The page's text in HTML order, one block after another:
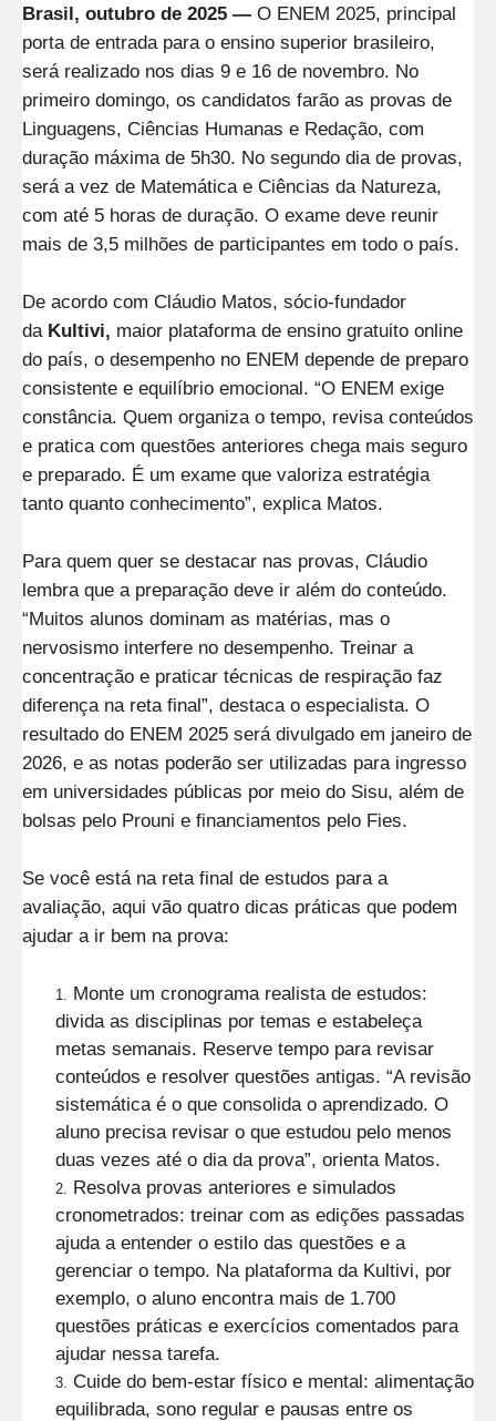
Brasil, outubro de 2025 — O ENEM 2025, principal
porta de entrada para o ensino superior brasileiro,
será realizado nos dias 9 e 16 de novembro. No
primeiro domingo, os candidatos farão as provas de
Linguagens, Ciências Humanas e Redação, com
duração máxima de 5h30. No segundo dia de provas,
será a vez de Matemática e Ciências da Natureza,
com até 5 horas de duração. O exame deve reunir
mais de 3,5 milhões de participantes em todo o país.
De acordo com Cláudio Matos, sócio-fundador
da Kultivi, maior plataforma de ensino gratuito online
do país, o desempenho no ENEM depende de preparo
consistente e equilíbrio emocional. “O ENEM exige
constância. Quem organiza o tempo, revisa conteúdos
e pratica com questões anteriores chega mais seguro
e preparado. É um exame que valoriza estratégia
tanto quanto conhecimento”, explica Matos.
Para quem quer se destacar nas provas, Cláudio
lembra que a preparação deve ir além do conteúdo.
“Muitos alunos dominam as matérias, mas o
nervosismo interfere no desempenho. Treinar a
concentração e praticar técnicas de respiração faz
diferença na reta final”, destaca o especialista. O
resultado do ENEM 2025 será divulgado em janeiro de
2026, e as notas poderão ser utilizadas para ingresso
em universidades públicas por meio do Sisu, além de
bolsas pelo Prouni e financiamentos pelo Fies.
Se você está na reta final de estudos para a
avaliação, aqui vão quatro dicas práticas que podem
ajudar a ir bem na prova:
Monte um cronograma realista de estudos:
divida as disciplinas por temas e estabeleça
metas semanais. Reserve tempo para revisar
conteúdos e resolver questões antigas. “A revisão
sistemática é o que consolida o aprendizado. O
aluno precisa revisar o que estudou pelo menos
duas vezes até o dia da prova”, orienta Matos.
Resolva provas anteriores e simulados
cronometrados: treinar com as edições passadas
ajuda a entender o estilo das questões e a
gerenciar o tempo. Na plataforma da Kultivi, por
exemplo, o aluno encontra mais de 1.700
questões práticas e exercícios comentados para
ajudar nessa tarefa.
Cuide do bem-estar físico e mental: alimentação
equilibrada, sono regular e pausas entre os